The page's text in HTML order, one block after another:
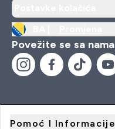
Povežite se sa nama
Pomoć I Informacije